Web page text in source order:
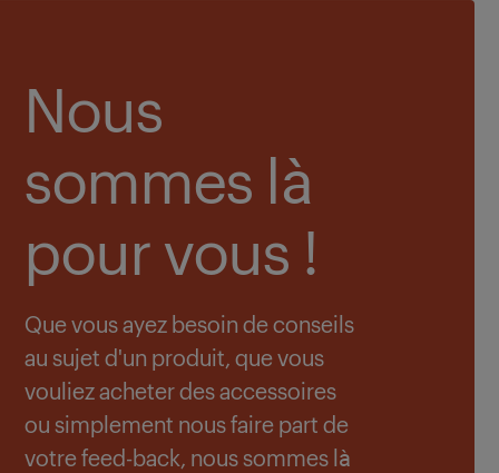
Nous
sommes là
pour vous !
Que vous ayez besoin de conseils
au sujet d'un produit, que vous
vouliez acheter des accessoires
ou simplement nous faire part de
votre feed-back, nous sommes là